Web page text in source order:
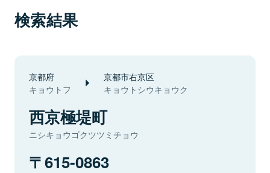
検索結果
京都府
キョウトフ
京都市右京区
キョウトシウキョウク
西京極堤町
ニシキョウゴクツツミチョウ
615-0863